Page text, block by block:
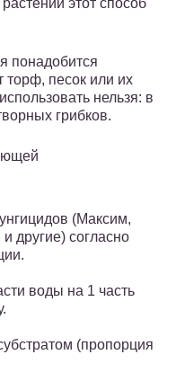
этот способ
понадобится
торф, песок или их
нельзя: в
грибков.
(Максим,
другие) согласно
воды на 1 часть
(пропорция